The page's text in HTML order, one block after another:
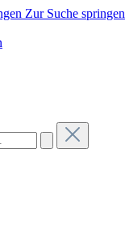
Zur Suche springen